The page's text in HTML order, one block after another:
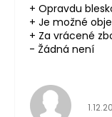
+ Opravdu
+ Je možné
+ Za vrácené
- Žádná není